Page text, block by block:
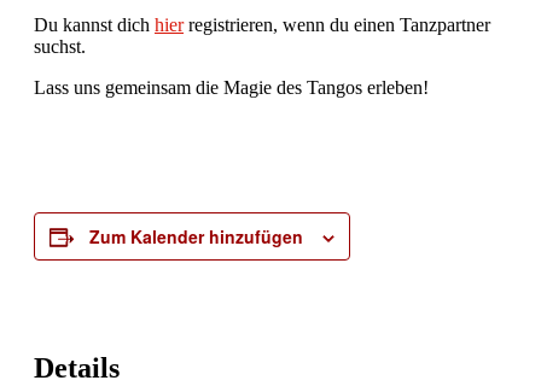
Du kannst dich hierregistrieren, wenn du einen Tanzpartner
suchst.
Lass uns gemeinsam die Magie des Tangos erleben!
Zum Kalender hinzufügen
Details